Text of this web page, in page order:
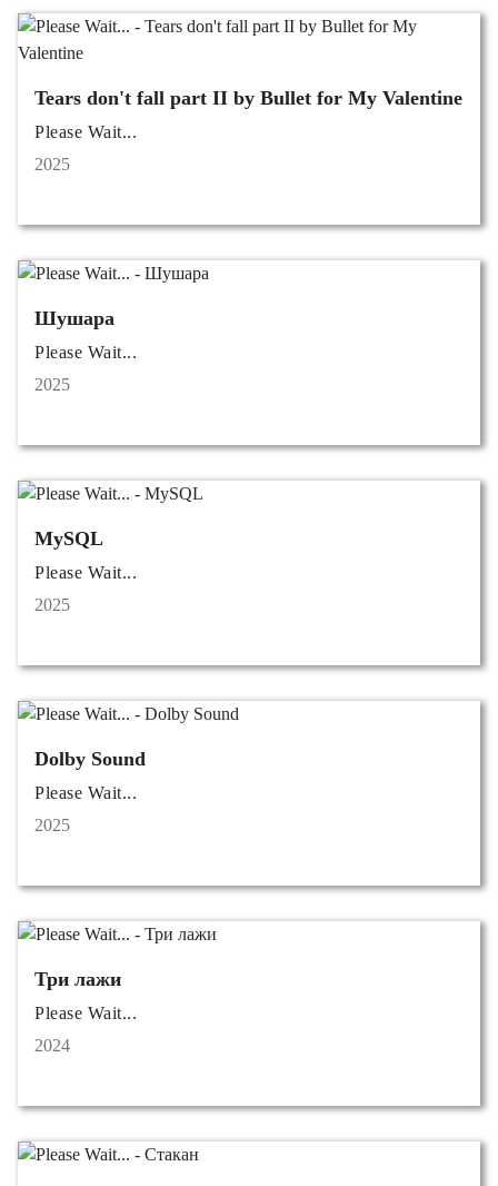
Tears don't fall part II by Bullet for My Valentine
Please Wait...
2025
Шушара
Please Wait...
2025
MySQL
Please Wait...
2025
Dolby Sound
Please Wait...
2025
Три лажи
Please Wait...
2024